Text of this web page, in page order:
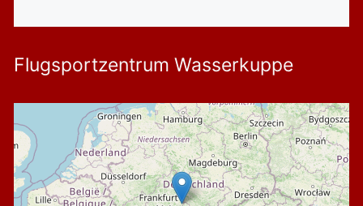
Flugsportzentrum Wasserkuppe